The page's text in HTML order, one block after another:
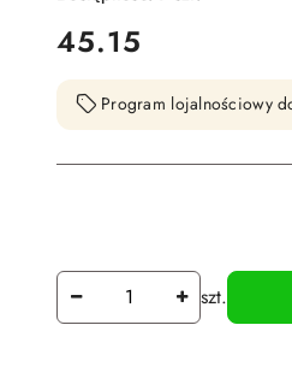
cena:
45.15
Program lojalnościowy
Ilość szt.